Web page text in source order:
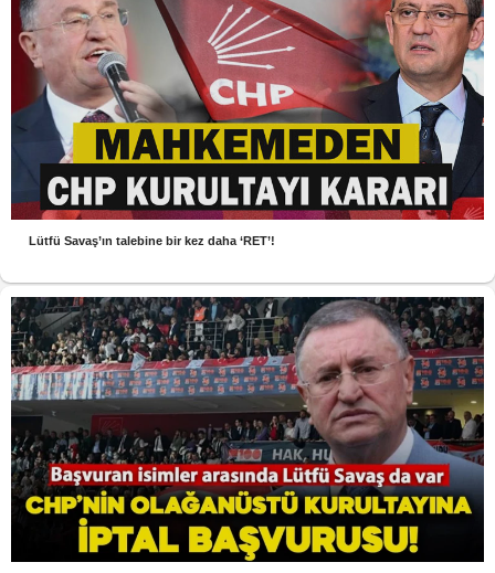
Lütfü Savaş’ın talebine bir kez daha ‘RET’!